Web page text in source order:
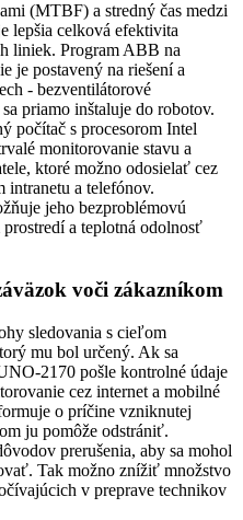
(MTBF) a stredný čas medzi
lepšia celková efektivita
liniek. Program ABB na
je postavený na riešení a
- bezventilátorové
priamo inštaluje do robotov.
počítač s procesorom Intel
monitorovanie stavu a
ktoré možno odosielať cez
a telefónov.
jeho bezproblémovú
a teplotná odolnosť
voči zákazníkom
sledovania s cieľom
mu bol určený. Ak sa
2170 pošle kontrolné údaje
cez internet a mobilné
o príčine vzniknutej
ju pomôže odstrániť.
prerušenia, aby sa mohol
Tak možno znížiť množstvo
v preprave technikov